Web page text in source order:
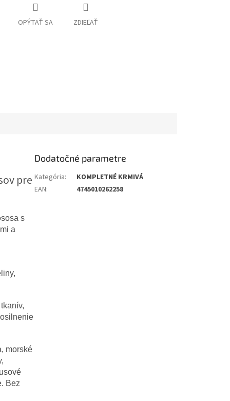
OPÝTAŤ SA ZDIEĽAŤ
pre
s
a
morské
Bez
Dodatočné parametre
Kategória:
KOMPLETNÉ KRMIVÁ
EAN: 4745010262258